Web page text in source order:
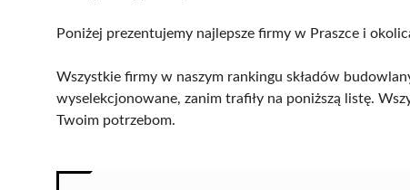
Poniżej prezentujemy najlepsze firmy w Praszce i
Wszystkie firmy w naszym rankingu składów
wyselekcjonowane, zanim trafiły na poniższą listę.
Twoim potrzebom.